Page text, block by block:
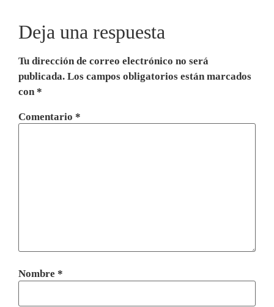
Deja una respuesta
Tu dirección de correo electrónico no será
publicada. Los campos obligatorios están marcados
con*
Comentario *
Nombre *